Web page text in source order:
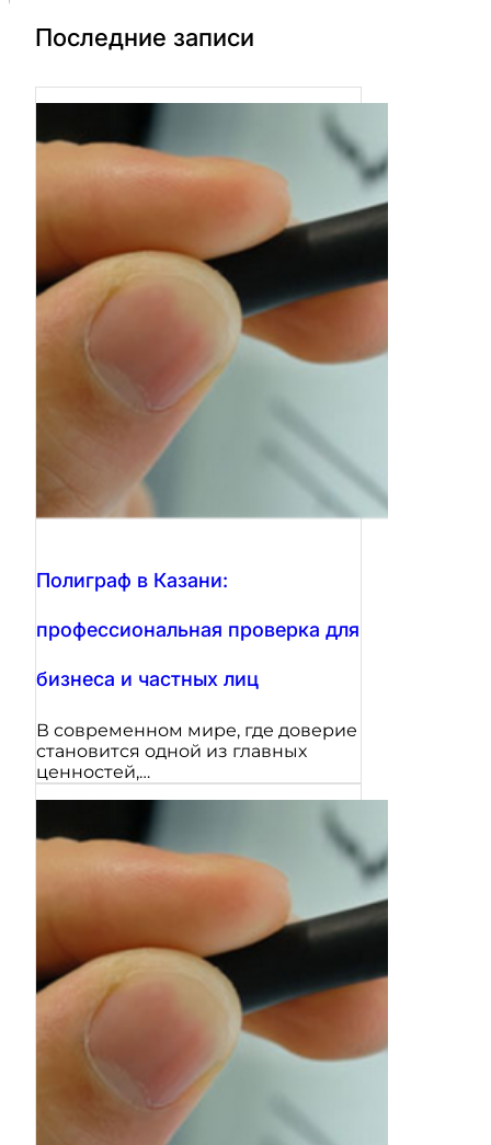
Последние записи
Полиграф в Казани:
профессиональная проверка для
бизнеса и частных лиц
В современном мире, где доверие
становится одной из главных
ценностей,…